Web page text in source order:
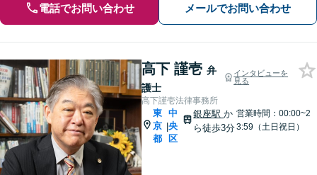
電話でお問い合わせ メールでお問い合わせ
高下 謹壱 弁
護士
インタビューを
見る
高下謹壱法律事務所
東
京
都
|
中
央
区
銀座駅か
ら徒歩3分
営業時間：00:00~2
3:59（土日祝日）